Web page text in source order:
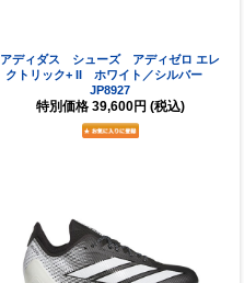
アディダス シューズ アディゼロ エレ
クトリック+ II ホワイト／シルバー
JP8927
特別価格 39,600円 (税込)